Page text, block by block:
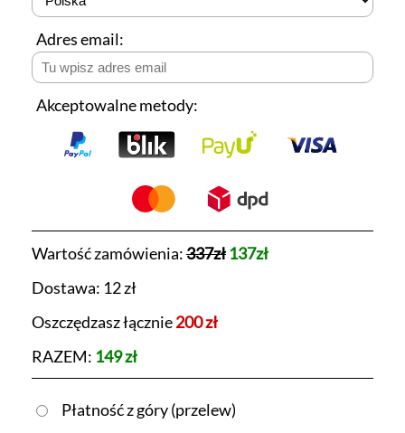
Adres email:
Akceptowalne metody:
Wartość zamówienia:337zł 137zł
Dostawa: 12 zł
Oszczędzasz łącznie200 zł
RAZEM: 149 zł
Płatność z góry (przelew)